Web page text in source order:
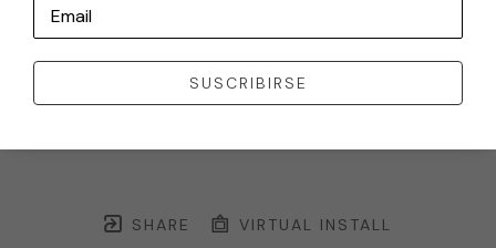
SHARE VIRTUAL INSTALL
Email
SUSCRIBIRSE